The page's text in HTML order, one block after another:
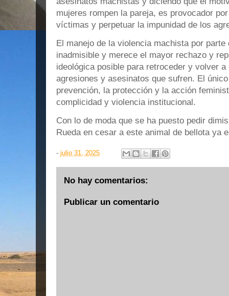
mujeres rompen la pareja, es provocador
víctimas y perpetuar la impunidad de los
El manejo de la violencia machista por
inadmisible y merece el mayor rechazo y
ideológica posible para retroceder y volver
agresiones y asesinatos que sufren. El
prevención, la protección y la acción
complicidad y violencia institucional.
Con lo de moda que se ha puesto pedir
Rueda en cesar a este animal de bellota ya
- julio 31, 2025
No hay comentarios:
Publicar un comentario